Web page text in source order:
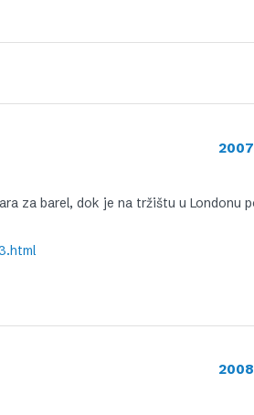
2007
za barel, dok je na tržištu u Londonu
2008